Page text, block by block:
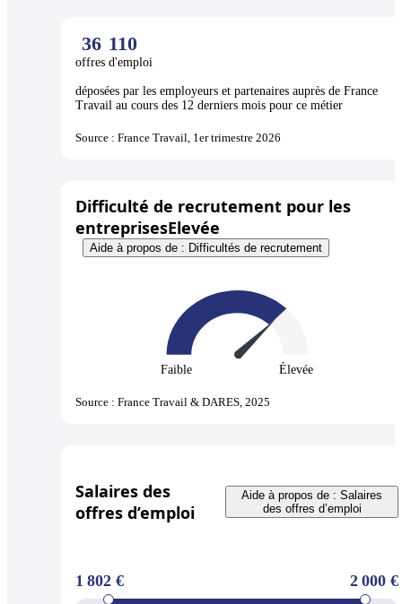
36 110
offres d'emploi
déposées par les employeurs et partenaires auprès de France
Travail au cours des 12 derniers mois pour ce métier
Source : France Travail, 1er trimestre 2026
Difficulté de recrutement pour les
entreprisesElevée
Aide à propos de : Difficultés de recrutement
Faible Élevée
Source : France Travail & DARES, 2025
Salaires des
offres d’emploi
Aide à propos de : Salaires
des offres d’emploi
1 802 € 2 000 €